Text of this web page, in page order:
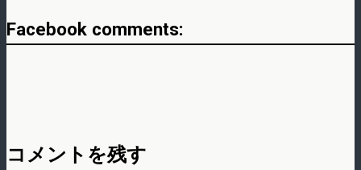
Facebook comments:
コメントを残す